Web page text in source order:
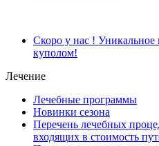
Скоро у нас ! Уникальное
куполом!
Лечение
Лечебные программы
Новинки сезона
Перечень лечебных
входящих в стоимость